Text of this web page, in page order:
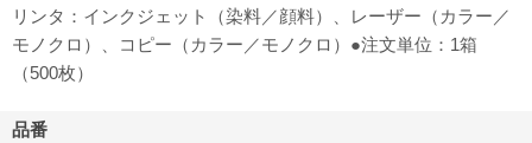
リンタ：インクジェット（染料／顔料）、レーザー（カラー／
モノクロ）、コピー（カラー／モノクロ）●注文単位：1箱
（500枚）
品番